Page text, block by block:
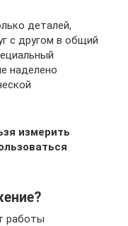
деталей,
с другом в общий
наделено
измерить
работы